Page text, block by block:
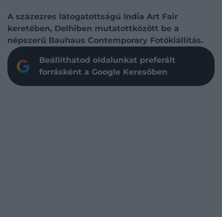
A százezres látogatottságú India Art Fair
keretében, Delhiben mutatottközött be a
népszerű Bauhaus Contemporary Fotókiállítás.
Beállíthatod oldalunkat preferált
forrásként a Google Keresőben